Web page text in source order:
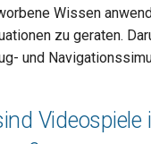
Wissen
zu geraten.
und
Videospiele